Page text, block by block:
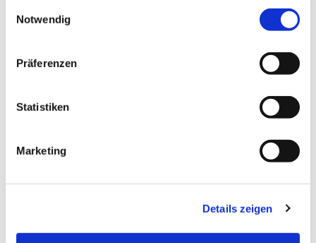
Notwendig
Präferenzen
Statistiken
Marketing
Details zeigen
schützen.
Entdecken Sie die Terrea K55: individuell konfigurierbar mit der
gesamten WAREMA Farbwelt und über 200 Dessins aus der